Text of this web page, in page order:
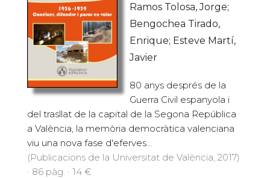
Ramos Tolosa, Jorge;
Bengochea Tirado,
Enrique; Esteve Martí,
Javier
80 anys després de la
Guerra Civil espanyola i
del trasllat de la capital de la Segona República
a València, la memòria democràtica valenciana
viu una nova fase d'eferves...
(Publicacions de la Universitat de València, 2017)
· 86 pàg. · 14 €